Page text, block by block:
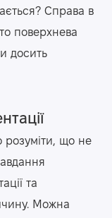
Справа в
поверхнева
досить
розуміти, що не
та
Можна